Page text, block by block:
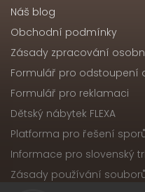
Náš blog
Obchodní podmínky
Zásady zpracování
Formulář pro odstoupení
Formulář pro reklamaci
Dětský nábytek FLEXA
Platforma pro řešení
Informace pro slovenský
Zásady používání